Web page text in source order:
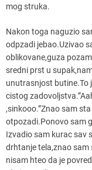
mog struka.
Nakon toga naguzio
odpzadi jebao.Uzivao
oblikovane,guza
sredni prst u
unutrasnjost butine.To
cistog
,sinkooo.”Znao sam
otpozadi.Ponovo sam
Izvadio sam kurac sav
drhtanje tela,znao sam
nisam hteo da je